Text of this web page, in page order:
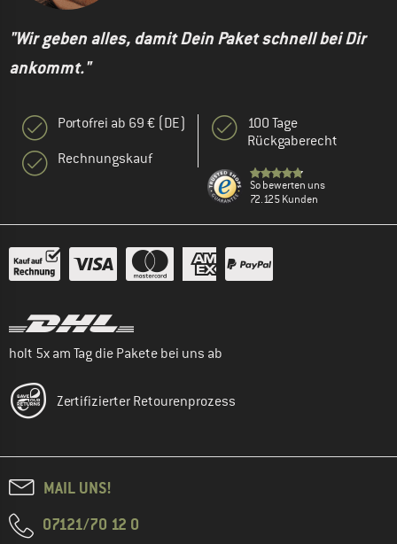
"Wir geben alles, damit Dein Paket schnell bei Dir
ankommt."
Portofrei ab 69 € (DE)
Rechnungskauf
100 Tage
Rückgaberecht
So bewerten uns
72.125 Kunden
holt 5x am Tag die Pakete bei uns ab
Zertifizierter Retourenprozess
MAIL UNS!
07121/70 12 0